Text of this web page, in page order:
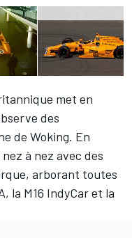
met en
des
de Woking. En
à nez avec des
arborant toutes
la M16 IndyCar et la